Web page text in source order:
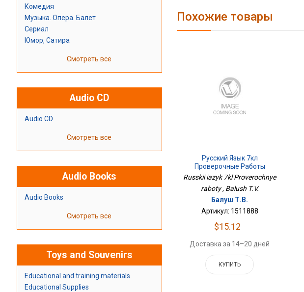
Комедия
Музыка. Опера. Балет
Сериал
Юмор, Сатира
Смотреть все
Audio CD
Audio CD
Смотреть все
Audio Books
Audio Books
Смотреть все
Toys and Souvenirs
Educational and training materials
Educational Supplies
Похожие товары
Русский Язык 7кл
Проверочные Работы
Russkii iazyk 7kl Proverochnye
raboty , Balush T.V.
Балуш Т.В.
Артикул: 1511888
$15.12
Доставка за 14–20 дней
КУПИТЬ